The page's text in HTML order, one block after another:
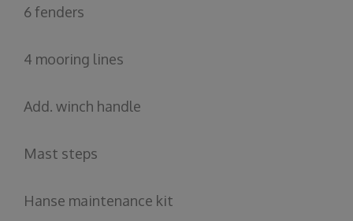
6 fenders
4 mooring lines
Add. winch handle
Mast steps
Hanse maintenance kit